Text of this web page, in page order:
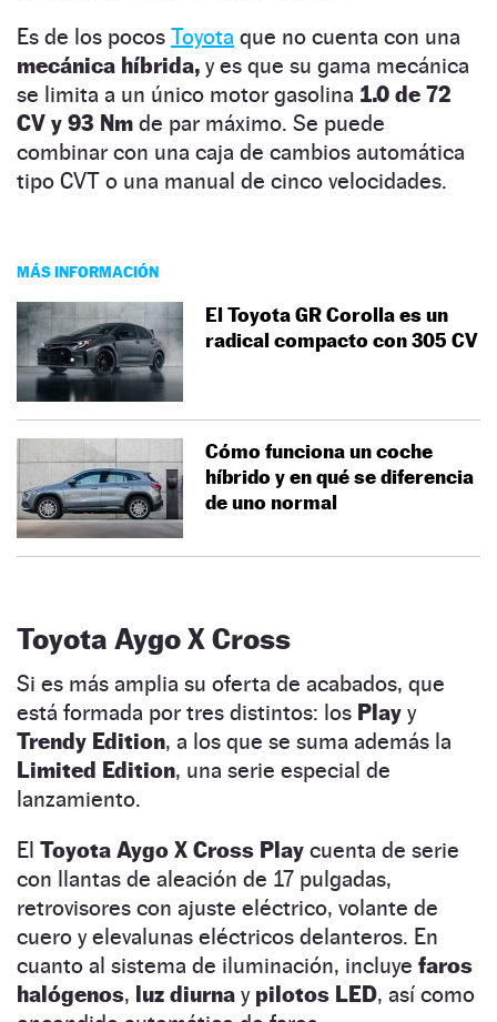
Es de los pocos Toyota que no cuenta con una
mecánica híbrida, y es que su gama mecánica
se limita a un único motor gasolina 1.0 de 72
CV y 93 Nm de par máximo. Se puede
combinar con una caja de cambios automática
tipo CVT o una manual de cinco velocidades.
MÁS INFORMACIÓN
El Toyota GR Corolla es un
radical compacto con 305 CV
Cómo funciona un coche
híbrido y en qué se diferencia
de uno normal
Toyota Aygo X Cross
Si es más amplia su oferta de acabados, que
está formada por tres distintos: los Play y
Trendy Edition, a los que se suma además la
Limited Edition, una serie especial de
lanzamiento.
El Toyota Aygo X Cross Play cuenta de serie
con llantas de aleación de 17 pulgadas,
retrovisores con ajuste eléctrico, volante de
cuero y elevalunas eléctricos delanteros. En
cuanto al sistema de iluminación, incluye faros
halógenos, luz diurna y pilotos LED, así como